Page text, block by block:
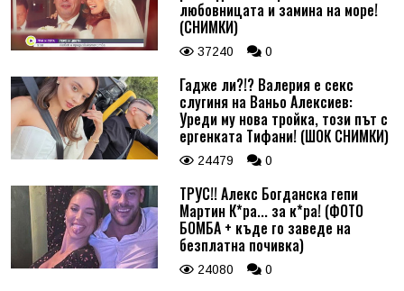
любовницата и замина на море!
(СНИМКИ)
37240 0
Гадже ли?!? Валерия е секс
слугиня на Ваньо Алексиев:
Уреди му нова тройка, този път с
ергенката Тифани! (ШОК СНИМКИ)
24479 0
ТРУС!! Алекс Богданска гепи
Мартин К*ра... за к*ра! (ФОТО
БОМБА + къде го заведе на
безплатна почивка)
24080 0